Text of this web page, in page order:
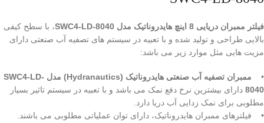
فیلتر ممبران دریایی 8 اینچ هایدروناتیک مدل SWC4-LD-8040
، با سطح کیفی
بالایی طراحی و تولید شده و با تعبیه در سیستم های تصفیه آب صنعتی دارای
مزیت هایی مثل موارد زیر می باشد:
•
ممبران تصفیه آب صنعتی هایدروناتیک (Hydranautics) مدل SWC4-LD-
8040 دارای بیشترین نرخ دفع نمک می باشد و با تعبیه در سیستم تاثیر بسیار
مطلوبی برای نمک زدایی آب دریا دارد.
• فیلترهای ممبران هایدروناتیک، دارای توان عملیاتی مطلوبی می باشند.